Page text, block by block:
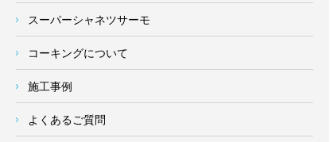
スーパーシャネツサーモ
コーキングについて
施工事例
よくあるご質問